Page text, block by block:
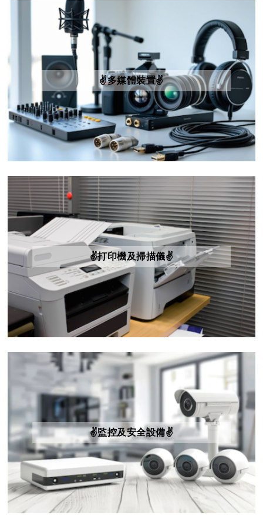
✌️多媒體裝置✌️
✌️打印機及掃描儀✌️
✌️監控及安全設備✌️